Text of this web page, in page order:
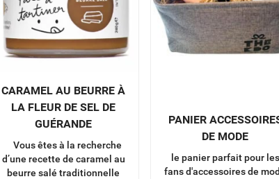
CARAMEL AU BEURRE À
LA FLEUR DE SEL DE
GUÉRANDE
Vous êtes à la recherche
d’une recette de caramel au
beurre salé traditionnelle
PANIER
DE MODE
le panier parfait pour les
fans d'accessoires de